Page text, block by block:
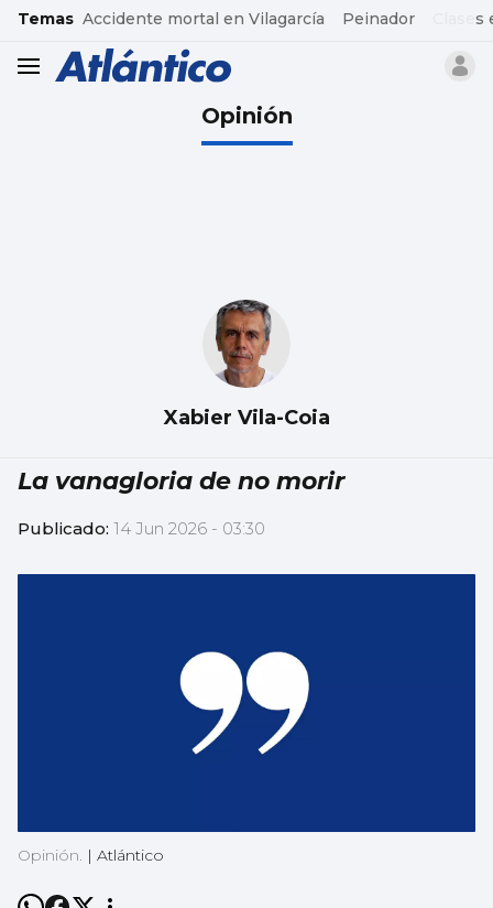
common.go-to-content
Temas Accidente mortal en Vilagarcía Peinador
header.menu.open
Opinión
Xabier Vila-Coia
La vanagloria de no morir
Publicado: 14 Jun 2026 - 03:30
Opinión. | Atlántico